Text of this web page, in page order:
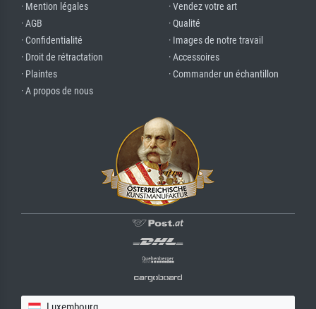
· Mention légales
· AGB
· Confidentialité
· Droit de rétractation
· Plaintes
· A propos de nous
· Vendez votre art
· Qualité
· Images de notre travail
· Accessoires
· Commander un échantillon